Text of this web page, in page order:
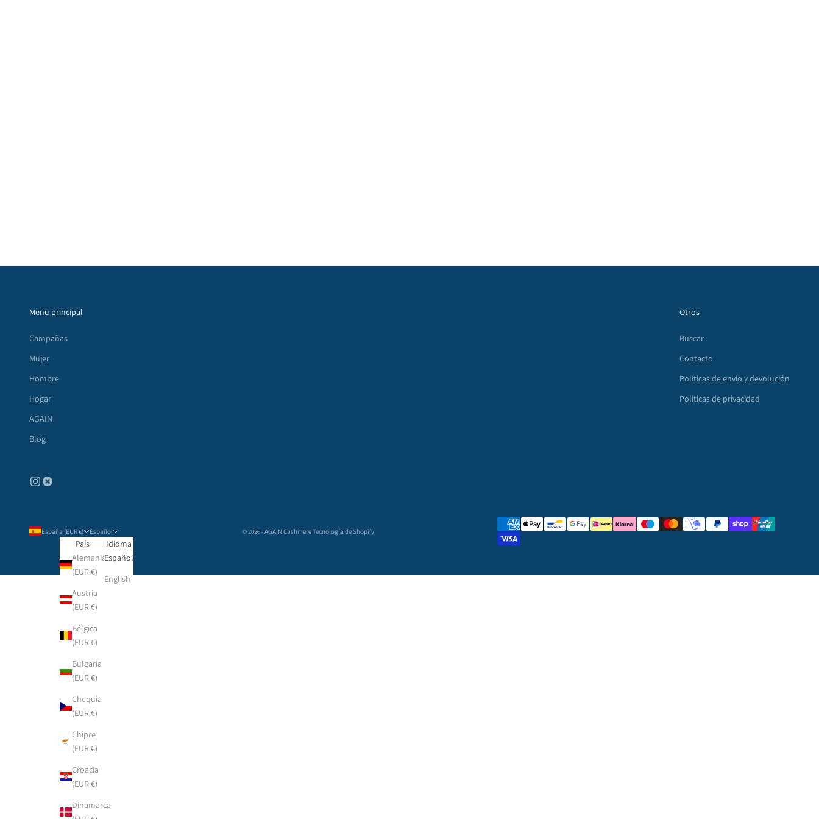
Menu principal
Campañas
Mujer
Hombre
Hogar
AGAIN
Blog
Otros
Buscar
Contacto
Políticas de envío y devolución
Políticas de privacidad
España (EUR €)
País
Alemania
(EUR €)
Austria
(EUR €)
Bélgica
(EUR €)
Bulgaria
(EUR €)
Chequia
(EUR €)
Chipre
(EUR €)
Croacia
(EUR €)
Dinamarca
Español
Idioma
Español
English
© 2026 - AGAIN CashmereTecnología de Shopify